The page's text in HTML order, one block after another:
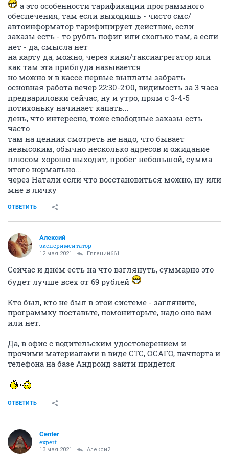
а это особенности тарификации программного
обеспечения, там если выходишь - чисто смс/
автоинформатор тарифицирует действие, если
заказы есть - то рубль пофиг или сколько там, а если
нет - да, смысла нет
на карту да, можно, через киви/таксиагрегатор или
как там эта приблуда называется
но можно и в кассе первые выплаты забрать
основная работа вечер 22:30-2:00, видимость за 3 часа
предвариловки сейчас, ну и утро, прям с 3-4-5
потихоньку начинает капать...
день, что интересно, тоже свободные заказы есть
часто
там на ценник смотреть не надо, что бывает
невысоким, обычно несколько адресов и ожидание
плюсом хорошо выходит, пробег небольшой, сумма
итого нормально...
через Натали если что восстановиться можно, ну или
мне в личку
ОТВЕТИТЬ
Алексий
экспериментатор
12 мая 2021 Евгений661
Сейчас и днём есть на что взглянуть, суммарно это
будет лучше всех от 69 рублей
Кто был, кто не был в этой системе - загляните,
программку поставьте, помониторьте, надо оно вам
или нет.
Да, в офис с водительским удостоверением и
прочими материалами в виде СТС, ОСАГО, пачпорта и
телефона на базе Андроид зайти придётся
ОТВЕТИТЬ
Center
expert
13 мая 2021 Алексий